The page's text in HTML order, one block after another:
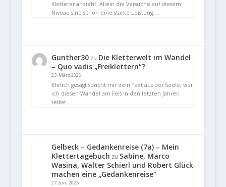
Kletterer anzieht. Allein die Versuche auf diesem
Niveau sind schon eine starke Leistung.…
Gunther30zu Die Kletterwelt im Wandel
– Quo vadis „Freiklettern“?
23. März 2026
Ehrlich gesagt spricht mir dein Text aus der Seele, weil
ich diesen Wandel am Fels in den letzten Jahren
selbst…
Gelbeck – Gedankenreise (7a) – Mein
Klettertagebuch zu Sabine, Marco
Wasina, Walter Schierl und Robert Glück
machen eine „Gedankenreise“
27. Juni 2025